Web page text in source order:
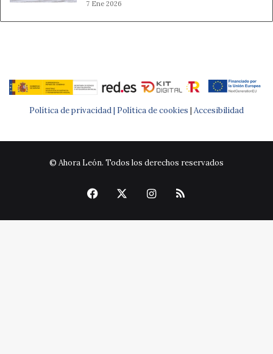
7 Ene 2026
Política de privacidad | Política de cookies | Accesibilidad
© Ahora León. Todos los derechos reservados
Facebook Instagram
RSS